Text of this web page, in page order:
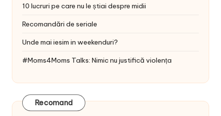
10 lucruri pe care nu le știai despre midii
Recomandări de seriale
Unde mai iesim in weekenduri?
#Moms4Moms Talks: Nimic nu justifică violența
Recomand